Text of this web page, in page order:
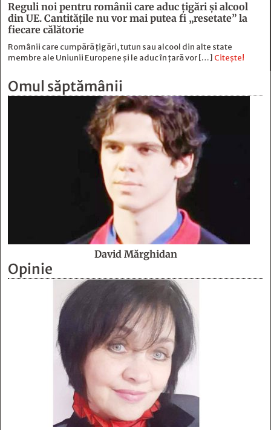
Reguli noi pentru românii care aduc țigări și alcool
din UE. Cantitățile nu vor mai putea fi „resetate” la
fiecare călătorie
Românii care cumpără țigări, tutun sau alcool din alte state
membre ale Uniunii Europene și le aduc în țară vor […] Citește!
Omul săptămânii
David Mărghidan
Opinie